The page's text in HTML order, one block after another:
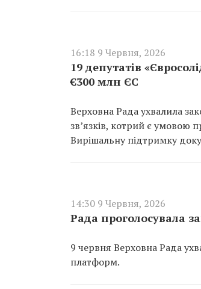
16:18 9 Червня, 2026
19 депутатів
€300 млн ЄС
Верховна Рада ухвалила
зв’язків, котрий є умовою
Вирішальну підтримку
14:30 9 Червня, 2026
Рада проголосувала
9 червня Верховна Рада
платформ.